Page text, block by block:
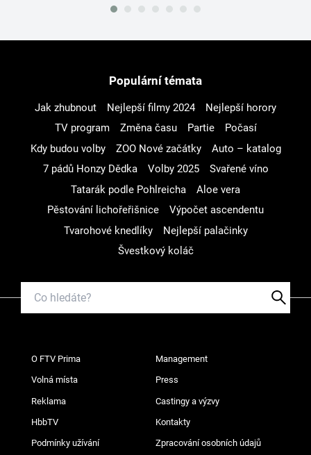
Populární témata
Jak zhubnout Nejlepší filmy 2024
Nejlepší horory
TV program
Změna času Partie
Počasí
Kdy budou volby
ZOO Nové začátky
Auto – katalog
7 pádů Honzy Dědka
Volby 2025
Svařené víno
Tatarák podle Pohlreicha
Aloe vera
Pěstování lichořeřišnice
Výpočet ascendentu
Tvarohové knedlíky
Nejlepší palačinky
Švestkový koláč
O FTV Prima Management
Volná místa Press
Reklama Castingy a výzvy
HbbTV Kontakty
Podmínky užívání Zpracování osobních údajů